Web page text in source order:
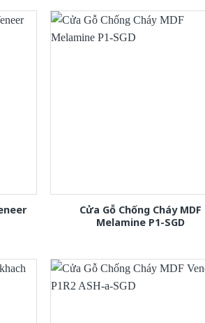
Cửa Gỗ Chống Cháy MDF
Melamine P1-SGD